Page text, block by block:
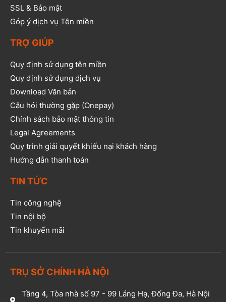
SSL & Bảo mật
Góp ý dịch vụ Tên miền
TRỢ GIÚP
Quy định sử dụng tên miền
Quy định sử dụng dịch vụ
Download Văn bản
Câu hỏi thường gặp (Onepay)
Chính sách bảo mật thông tin
Legal Agreements
Quy trình giải quyết khiếu nại khách hàng
Hướng dẫn thanh toán
TIN TỨC
Tin công nghệ
Tin nội bộ
Tin khuyến mãi
TRỤ SỞ CHÍNH HÀ NỘI
Tầng 4, Tòa nhà số 97 - 99 Láng Hạ, Đống Đa, Hà Nội